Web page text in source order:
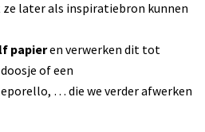
later als inspiratiebron kunnen
papieren verwerken dit tot
of een
… die we verder afwerken